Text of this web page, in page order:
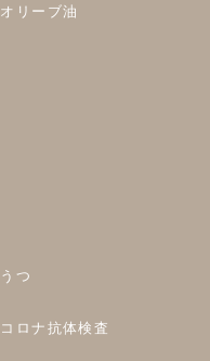
オリーブ油
うつ
コロナ抗体検査